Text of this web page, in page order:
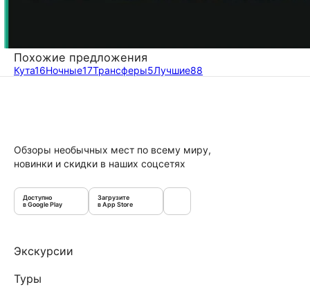
Похожие предложения
Кута16Ночные17Трансферы5Лучшие88
Обзоры необычных мест по всему миру,
новинки и скидки в наших соцсетях
Доступно
в Google Play
Загрузите
в App Store
Экскурсии
Туры